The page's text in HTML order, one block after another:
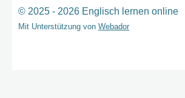
© 2025 - 2026 Englisch lernen online
Mit Unterstützung von Webador